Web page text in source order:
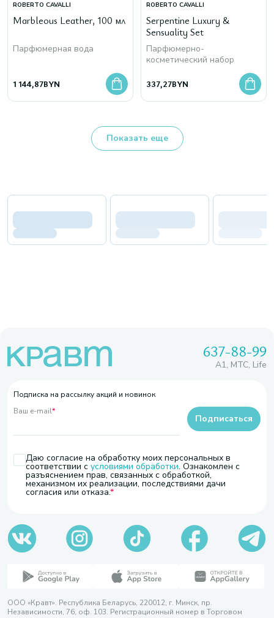
ROBERTO CAVALLI
Marbleous Leather, 100 мл
Парфюмерная вода
1 144,87BYN
ROBERTO CAVALLI
Serpentine Luxury &
Sensuality Set
Парфюмерно-
косметический набор
337,27BYN
Показать еще
637-88-99
A1, МТС, Life
Подписка на рассылку акций и новинок
Ваш e-mail*
Даю согласие на обработку моих персональных в
соответствии с условиями обработки. Ознакомлен с
разъяснением прав, связанных с обработкой,
механизмом их реализации, последствиями дачи
согласия или отказа.
Подписаться
ООО «Кравт». Республика Беларусь, 220012, г. Минск, пр.
Независимости, 76, оф. 103. Регистрационный номер в Торговом